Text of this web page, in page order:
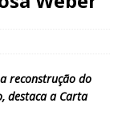
reconstrução do
destaca a Carta